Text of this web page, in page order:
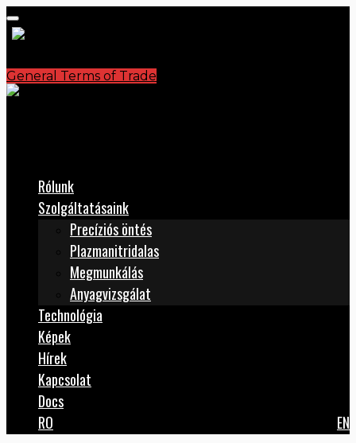
General Terms of Trade
Rólunk
Szolgáltatásaink
Precíziós öntés
Plazmanitridalas
Megmunkálás
Anyagvizsgálat
Technológia
Képek
Hírek
Kapcsolat
Docs
EN
RO